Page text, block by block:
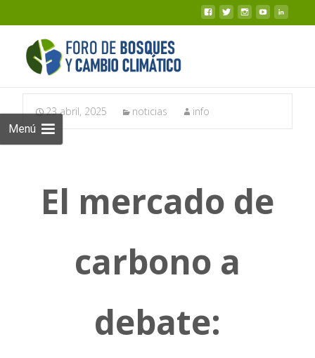
Menú
23 abril, 2025 noticias info
El mercado de
carbono a
debate: